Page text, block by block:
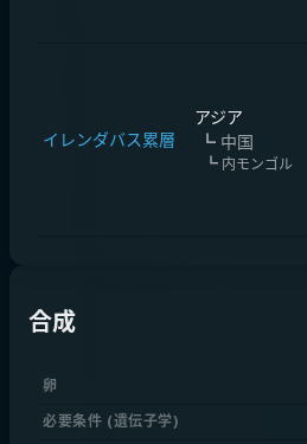
イレンダバス累層
アジア
┗ 中国
┗ 内モンゴル
合成
卵
必要条件 (遺伝子学)